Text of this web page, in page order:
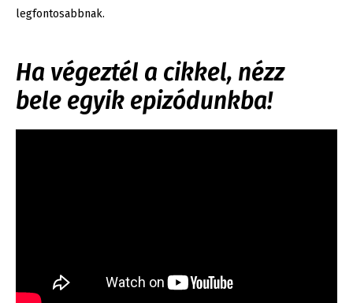
legfontosabbnak.
Ha végeztél a cikkel, nézz
bele egyik epizódunkba!